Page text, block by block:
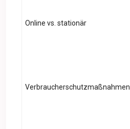
Online vs. stationär
Verbraucherschutzmaßnahmen